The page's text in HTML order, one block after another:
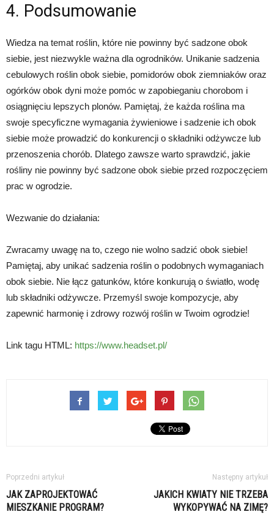
4. Podsumowanie
Wiedza na temat roślin, które nie powinny być sadzone obok
siebie, jest niezwykle ważna dla ogrodników. Unikanie sadzenia
cebulowych roślin obok siebie, pomidorów obok ziemniaków oraz
ogórków obok dyni może pomóc w zapobieganiu chorobom i
osiągnięciu lepszych plonów. Pamiętaj, że każda roślina ma
swoje specyficzne wymagania żywieniowe i sadzenie ich obok
siebie może prowadzić do konkurencji o składniki odżywcze lub
przenoszenia chorób. Dlatego zawsze warto sprawdzić, jakie
rośliny nie powinny być sadzone obok siebie przed rozpoczęciem
prac w ogrodzie.
Wezwanie do działania:
Zwracamy uwagę na to, czego nie wolno sadzić obok siebie!
Pamiętaj, aby unikać sadzenia roślin o podobnych wymaganiach
obok siebie. Nie łącz gatunków, które konkurują o światło, wodę
lub składniki odżywcze. Przemyśl swoje kompozycje, aby
zapewnić harmonię i zdrowy rozwój roślin w Twoim ogrodzie!
Link tagu HTML: https://www.headset.pl/
Poprzedni artykuł
JAK ZAPROJEKTOWAĆ
MIESZKANIE PROGRAM?
Następny artykuł
JAKICH KWIATY NIE TRZEBA
WYKOPYWAĆ NA ZIMĘ?